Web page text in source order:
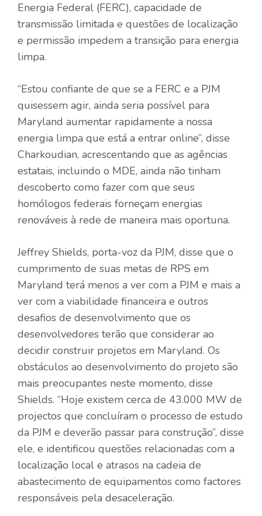
Energia Federal (FERC), capacidade de
transmissão limitada e questões de localização
e permissão impedem a transição para energia
limpa.
“Estou confiante de que se a FERC e a PJM
quisessem agir, ainda seria possível para
Maryland aumentar rapidamente a nossa
energia limpa que está a entrar online”, disse
Charkoudian, acrescentando que as agências
estatais, incluindo o MDE, ainda não tinham
descoberto como fazer com que seus
homólogos federais forneçam energias
renováveis ​​à rede de maneira mais oportuna.
Jeffrey Shields, porta-voz da PJM, disse que o
cumprimento de suas metas de RPS em
Maryland terá menos a ver com a PJM e mais a
ver com a viabilidade financeira e outros
desafios de desenvolvimento que os
desenvolvedores terão que considerar ao
decidir construir projetos em Maryland. Os
obstáculos ao desenvolvimento do projeto são
mais preocupantes neste momento, disse
Shields. “Hoje existem cerca de 43.000 MW de
projectos que concluíram o processo de estudo
da PJM e deverão passar para construção”, disse
ele, e identificou questões relacionadas com a
localização local e atrasos na cadeia de
abastecimento de equipamentos como factores
responsáveis ​​pela desaceleração.